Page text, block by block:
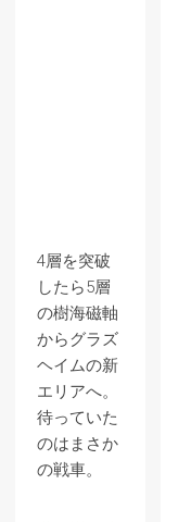
4層を突破
したら5層
の樹海磁軸
からグラズ
ヘイムの新
エリアへ。
待っていた
のはまさか
の戦車。